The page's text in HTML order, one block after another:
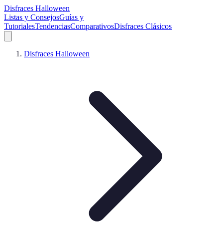
Disfraces Halloween
Listas y ConsejosGuías y
TutorialesTendenciasComparativosDisfraces Clásicos
Disfraces Halloween